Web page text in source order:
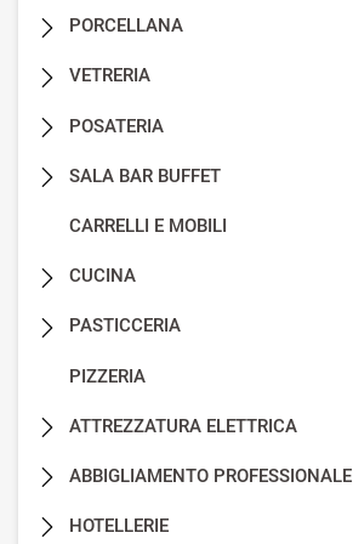
PORCELLANA
VETRERIA
POSATERIA
SALA BAR BUFFET
CARRELLI E MOBILI
CUCINA
PASTICCERIA
PIZZERIA
ATTREZZATURA ELETTRICA
ABBIGLIAMENTO PROFESSIONALE
HOTELLERIE